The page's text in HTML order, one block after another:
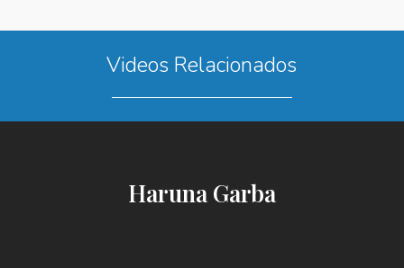
Videos Relacionados
Haruna Garba